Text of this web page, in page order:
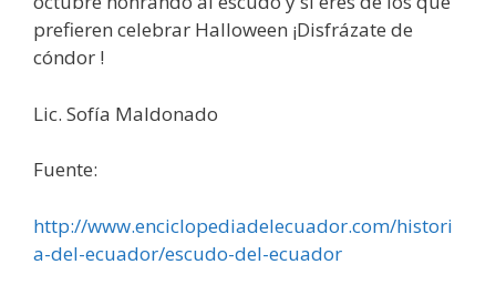
prefieren celebrar Halloween ¡Disfrázate de
cóndor !
Lic. Sofía Maldonado
Fuente:
http://www.enciclopediadelecuador.com/histori
a-del-ecuador/escudo-del-ecuador